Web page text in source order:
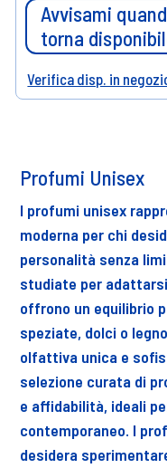
Avvisami
torna
Help
Verifica disp. in
Profumi Unisex
I profumi unisex
moderna per chi
personalità senza
studiate per
offrono un equilibrio
speziate, dolci o
olfattiva unica e
selezione curata di
e affidabilità, ideali
contemporaneo. I
desidera